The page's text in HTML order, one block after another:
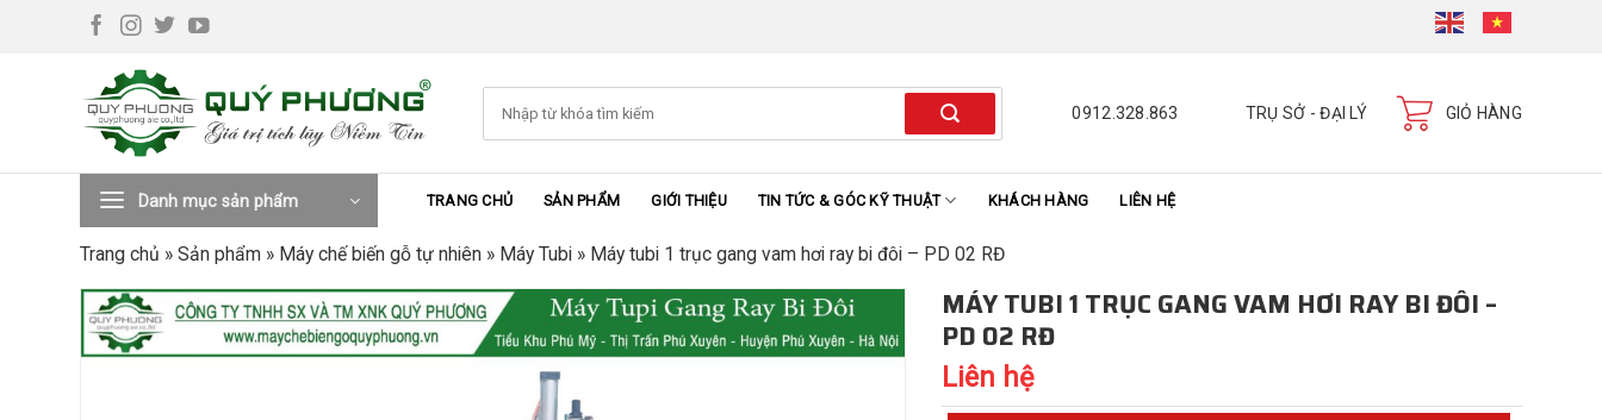
0912.328.863 TRỤ SỞ - ĐẠI LÝ GIỎ HÀNG
Danh mục sản phẩm TRANG CHỦ SẢN PHẨM GIỚI THIỆU TIN TỨC & GÓC KỸ THUẬT KHÁCH HÀNG LIÊN HỆ
Trang chủ » Sản phẩm » Máy chế biến gỗ tự nhiên » Máy Tubi » Máy tubi 1 trục gang vam hơi ray bi đôi – PD 02 RĐ
MÁY TUBI 1 TRỤC GANG VAM HƠI RAY BI ĐÔI –
PD 02 RĐ
Liên hệ